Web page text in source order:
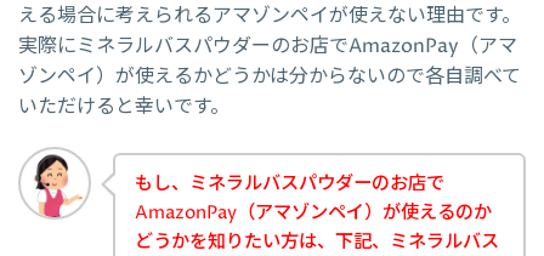
える場合に考えられるアマゾンペイが使えない理由です。
実際にミネラルバスパウダーのお店でAmazonPay（アマ
ゾンペイ）が使えるかどうかは分からないので各自調べて
いただけると幸いです。
もし、ミネラルバスパウダーのお店で
AmazonPay（アマゾンペイ）が使えるのか
どうかを知りたい方は、下記、ミネラルバス